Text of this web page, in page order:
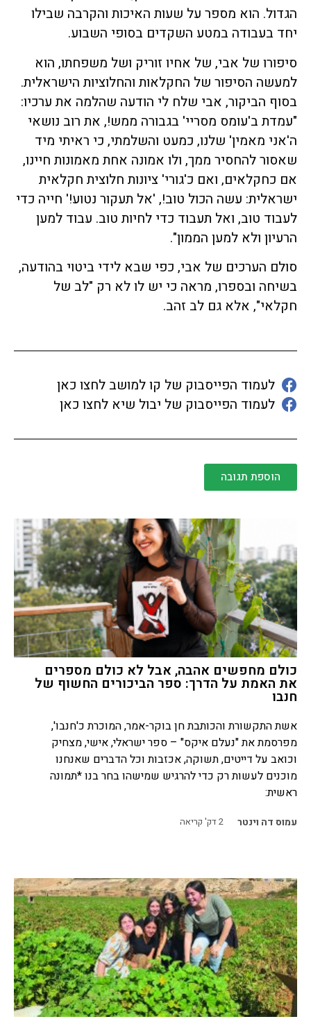
הגדול. הוא מספר על שעות האיכות והקרבה שבילו
יחד בעבודה במטע השקדים בסופי השבוע.
סיפורו של אבי, של אחיו זוריק ושל משפחתו, הוא
למעשה הסיפור של החקלאות והחלוציות הישראלית.
בסוף הביקור, אבי שלח לי הודעה שהלמה את ערכיו:
"עמדת ב'עומס מסריי' בגבורה ממש!, את רוב נושאי
ה'אני מאמין' שלנו, כמעט והשלמתי, כי ראיתי מיד
שאסור להחסיר ממך, ולו אמונה אחת מאמונות חיינו,
אם כחקלאים, ואם כ'גורי' ציונות חלוצית חקלאית
ישראלית: עשה הכול טוב!, 'אל תעקור נטוע!' חייה כדי
לעבוד טוב, ואל תעבוד כדי לחיות טוב. עבוד למען
הרעיון ולא למען הממון".
סולם הערכים של אבי, כפי שבא לידי ביטוי בהודעה,
בשיחה ובספרו, מראה כי יש לו לא רק "לב של
חקלאי", אלא גם לב זהב.
לעמוד הפייסבוק של קו למושב לחצו כאן
לעמוד הפייסבוק של יבול שיא לחצו כאן
הוספת תגובה
כולם מחפשים אהבה, אבל לא כולם מספרים
את האמת על הדרך: ספר הביכורים החשוף של
חנבו
אשת התקשורת והכותבת חן בוקר-אמר, המוכרת כ'חנבו',
מפרסמת את "נעלם איקס" – ספר ישראלי, אישי, מצחיק
וכואב על דייטים, תשוקה, אכזבות וכל הדברים שאנחנו
מוכנים לעשות רק כדי להרגיש שמישהו בחר בנו *תמונה
ראשית:
עמוס דה וינטר 2דק' קריאה